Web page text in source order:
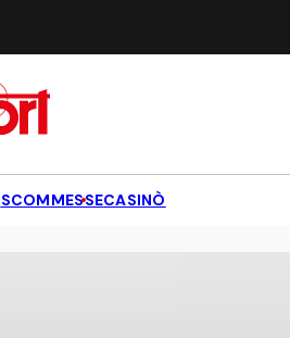
SCOMMESSECASINÒ